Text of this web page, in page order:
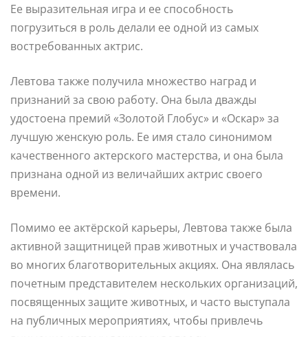
Ее выразительная игра и ее способность
погрузиться в роль делали ее одной из самых
востребованных актрис.
Левтова также получила множество наград и
признаний за свою работу. Она была дважды
удостоена премий «Золотой Глобус» и «Оскар» за
лучшую женскую роль. Ее имя стало синонимом
качественного актерского мастерства, и она была
признана одной из величайших актрис своего
времени.
Помимо ее актёрской карьеры, Левтова также была
активной защитницей прав животных и участвовала
во многих благотворительных акциях. Она являлась
почетным представителем нескольких организаций,
посвященных защите животных, и часто выступала
на публичных мероприятиях, чтобы привлечь